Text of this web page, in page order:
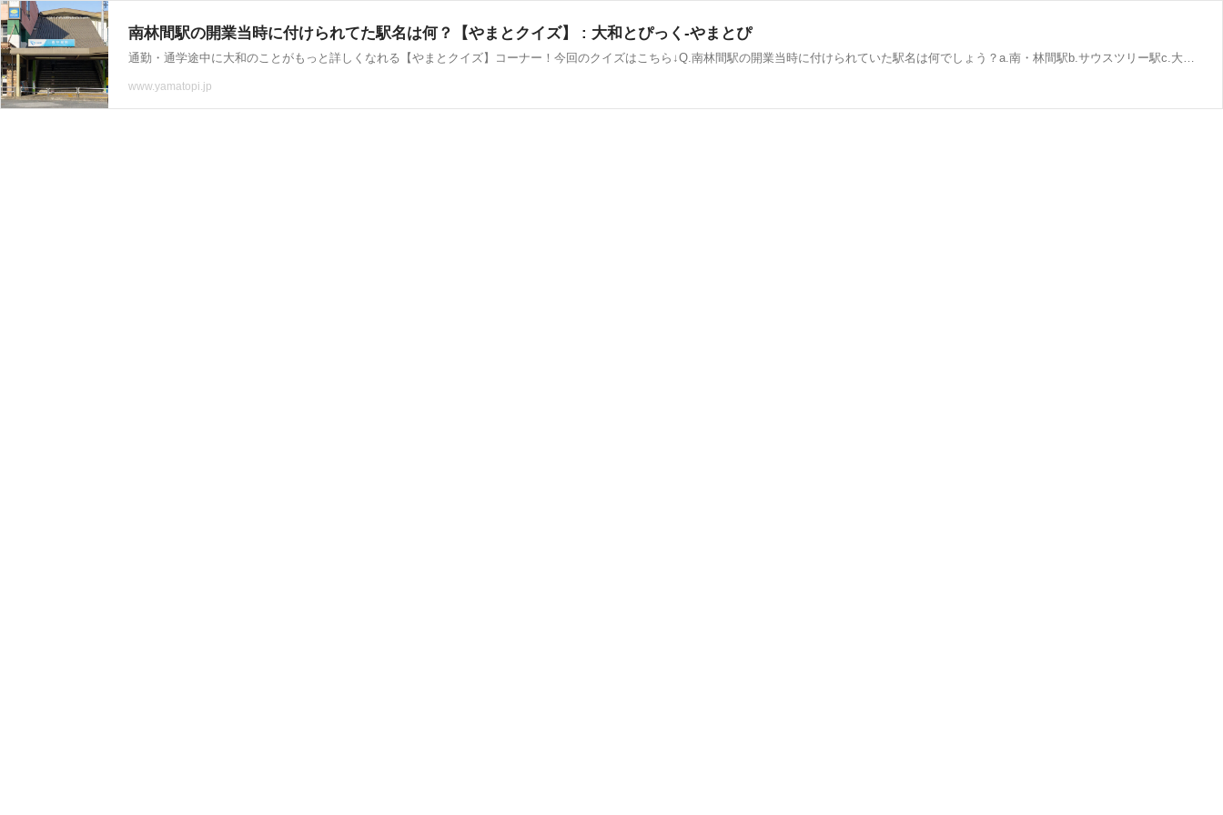
南林間駅の開業当時に付けられてた駅名は何？【やまとクイズ】 : 大和とぴっく-やまとぴ
通勤・通学途中に大和のことがもっと詳しくなれる【やまとクイズ】コーナー！今回のクイズはこちら↓Q.南林間駅の開業当時に付けられていた駅名は何でしょう？a.南・林間駅b.サウスツリー駅c.大和南駅d.南林間都市駅（南林間駅）南林間駅は1929年に開業した駅ですが、1941年
www.yamatopi.jp